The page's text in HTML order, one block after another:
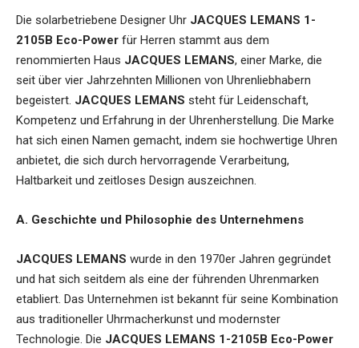
Die solarbetriebene Designer Uhr JACQUES LEMANS 1-
2105B Eco-Power für Herren stammt aus dem
renommierten Haus JACQUES LEMANS, einer Marke, die
seit über vier Jahrzehnten Millionen von Uhrenliebhabern
begeistert. JACQUES LEMANS steht für Leidenschaft,
Kompetenz und Erfahrung in der Uhrenherstellung. Die Marke
hat sich einen Namen gemacht, indem sie hochwertige Uhren
anbietet, die sich durch hervorragende Verarbeitung,
Haltbarkeit und zeitloses Design auszeichnen.
A. Geschichte und Philosophie des Unternehmens
JACQUES LEMANS wurde in den 1970er Jahren gegründet
und hat sich seitdem als eine der führenden Uhrenmarken
etabliert. Das Unternehmen ist bekannt für seine Kombination
aus traditioneller Uhrmacherkunst und modernster
Technologie. Die JACQUES LEMANS 1-2105B Eco-Power